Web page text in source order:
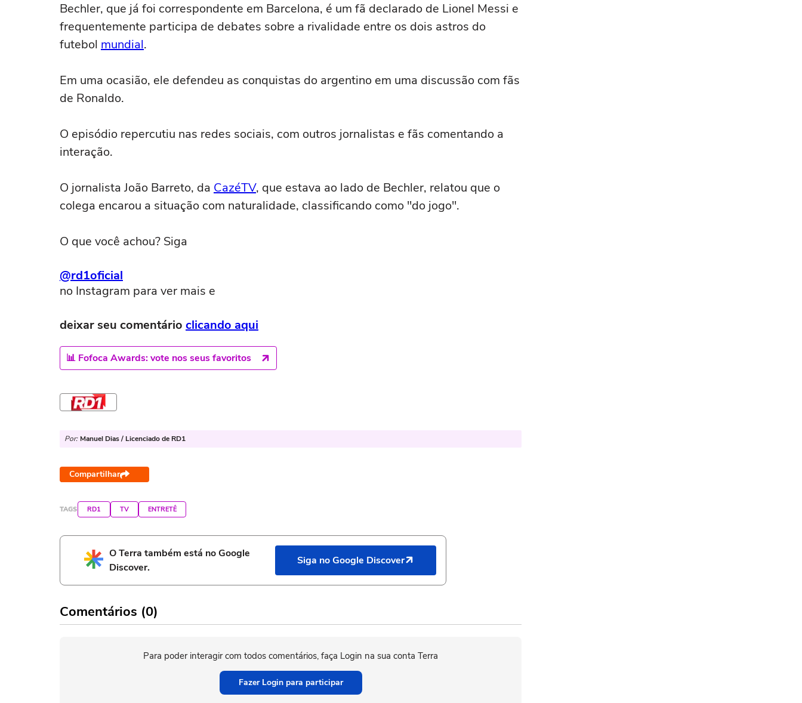
Bechler, que já foi correspondente em Barcelona, é um fã declarado de Lionel Messi e
frequentemente participa de debates sobre a rivalidade entre os dois astros do
futebol mundial.
Em uma ocasião, ele defendeu as conquistas do argentino em uma discussão com fãs
de Ronaldo.
O episódio repercutiu nas redes sociais, com outros jornalistas e fãs comentando a
interação.
O jornalista João Barreto, da CazéTV, que estava ao lado de Bechler, relatou que o
colega encarou a situação com naturalidade, classificando como "do jogo".
O que você achou? Siga
@rd1oficial
no Instagram para ver mais e
deixar seu comentário clicando aqui
📊 Fofoca Awards: vote nos seus favoritos
Por: Manuel Dias / Licenciado de RD1
Compartilhar
TAGS RD1 TV ENTRETÊ
O Terra também está no Google
Discover.
Siga no Google Discover
Comentários (0)
Para poder interagir com todos comentários, faça Login na sua conta Terra
Fazer Login para participar